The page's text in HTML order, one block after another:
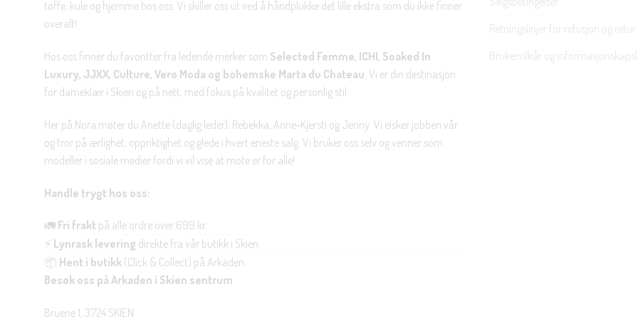
tøffe, kule og hjemme hos oss. Vi skiller oss ut ved å håndplukke det lille ekstra som du ikke finner
overalt!
Hos oss finner du favoritter fra ledende merker som Selected Femme, ICHI, Soaked In
Luxury, JJXX, Culture, Vero Moda og bohemske Marta du Chateau . Vi er din destinasjon
for dameklær i Skien og på nett, med fokus på kvalitet og personlig stil.
Her på Nora møter du Anette (daglig leder), Rebekka, Anne-Kjersti og Jenny. Vi elsker jobben vår
og tror på ærlighet, oppriktighet og glede i hvert eneste salg. Vi bruker oss selv og venner som
modeller i sosiale medier fordi vi vil vise at mote er for alle!
Handle trygt hos oss:
🚛 Fri frakt på alle ordre over 699 kr.
⚡ Lynrask levering direkte fra vår butikk i Skien.
📦 Hent i butikk (Click & Collect) på Arkaden.
Besøk oss på Arkaden i Skien sentrum
Bruene 1, 3724 SKIEN
Retningslinjer for refusjon og retur
Brukervilkår og